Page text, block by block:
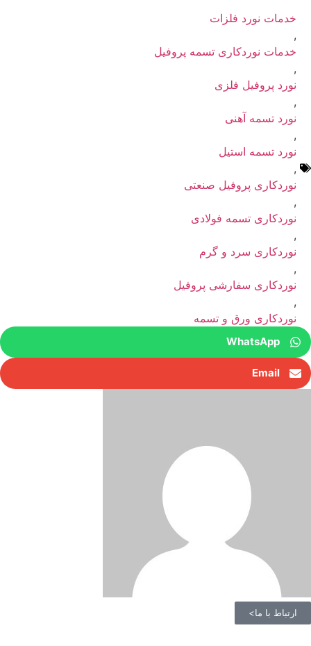
خدمات نورد فلزات
خدمات نوردکاری تسمه پروفیل
نورد پروفیل فلزی
نورد تسمه آهنی
نورد تسمه استیل
,
نوردکاری پروفیل صنعتی
نوردکاری تسمه فولادی
نوردکاری سرد و گرم
نوردکاری سفارشی پروفیل
نوردکاری ورق و تسمه
WhatsApp
Email
ارتباط با ما>